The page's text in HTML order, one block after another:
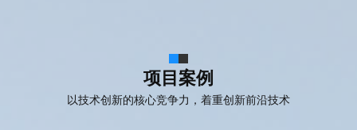
项目案例
以技术创新的核心竞争力，着重创新前沿技术